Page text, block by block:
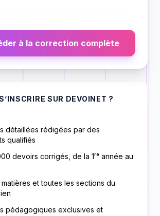
à la correction complète
SUR DEVOINET ?
détaillées rédigées par des
qualifiés
devoirs corrigés, de la 1ʳᵉ année au
et toutes les sections du
pédagogiques exclusives et